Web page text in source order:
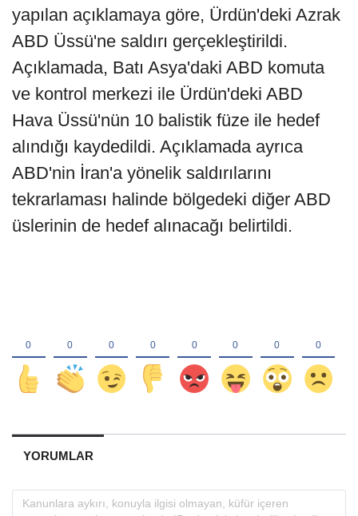
yapılan açıklamaya göre, Ürdün'deki Azrak
ABD Üssü'ne saldırı gerçekleştirildi.
Açıklamada, Batı Asya'daki ABD komuta
ve kontrol merkezi ile Ürdün'deki ABD
Hava Üssü'nün 10 balistik füze ile hedef
alındığı kaydedildi. Açıklamada ayrıca
ABD'nin İran'a yönelik saldırılarını
tekrarlaması halinde bölgedeki diğer ABD
üslerinin de hedef alınacağı belirtildi.
YORUMLAR